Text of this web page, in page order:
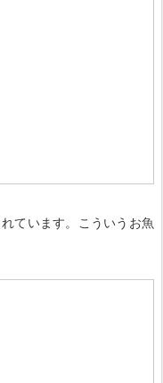
ています。こういうお魚